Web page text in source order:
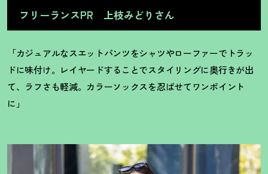
フリーランスPR 上枝みどりさん
「カジュアルなスエットパンツをシャツやローファーでトラッ
ドに味付け。レイヤードすることでスタイリングに奥行きが出
て、ラフさも軽減。カラーソックスを忍ばせてワンポイント
に」